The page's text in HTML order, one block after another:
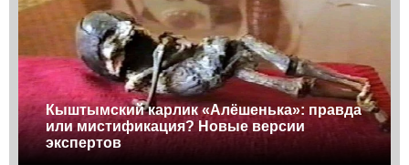
Кыштымский карлик «Алёшенька»: правда
или мистификация? Новые версии
экспертов